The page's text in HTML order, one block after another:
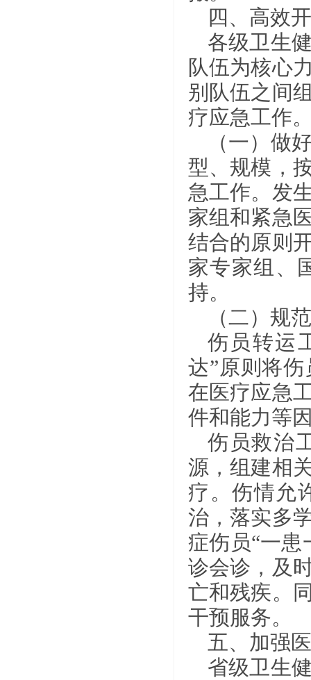
四、高效
各级卫生
队伍为核心
别队伍之间
疗应急工作
（一）做
型、规模，
急工作。发
家组和紧急
结合的原则
家专家组、
持。
（二）规
伤员转运
达”原则将
在医疗应急
件和能力等
伤员救治
源，组建相
疗。伤情允
治，落实多
症伤员“一患
诊会诊，及
亡和残疾。
干预服务。
五、加强
省级卫生